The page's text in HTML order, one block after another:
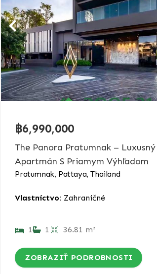
฿6,990,000
The Panora Pratumnak – Luxusný
Apartmán S Priamym Výhľadom
Pratumnak, Pattaya, Thailand
Vlastníctvo: Zahraničné
1 1 36.81 m²
ZOBRAZIŤ PODROBNOSTI